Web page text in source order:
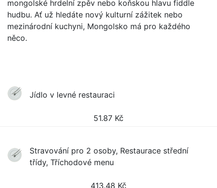
mongolské hrdelní zpěv nebo koňskou hlavu fiddle
hudbu. Ať už hledáte nový kulturní zážitek nebo
mezinárodní kuchyni, Mongolsko má pro každého
něco.
Jídlo v levné restauraci
51.87 Kč
Stravování pro 2 osoby, Restaurace střední
třídy, Tříchodové menu
413.48 Kč